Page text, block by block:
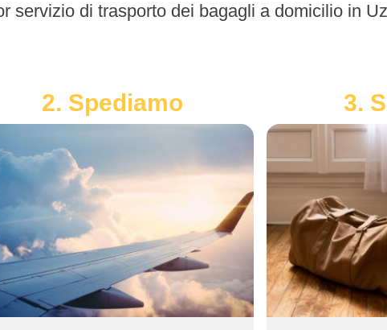
servizio di trasporto dei bagagli a domicilio in
2. Spediamo 3.